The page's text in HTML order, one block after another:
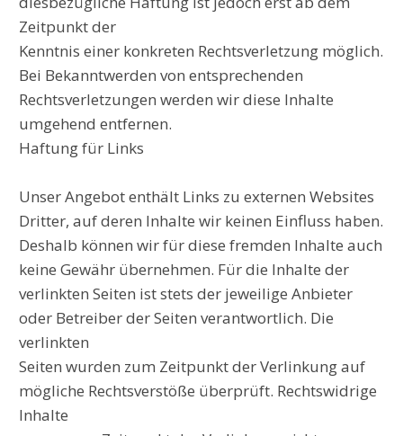
Zeitpunkt der
Kenntnis einer konkreten Rechtsverletzung möglich.
Bei Bekanntwerden von entsprechenden
Rechtsverletzungen werden wir diese Inhalte
umgehend entfernen.
Haftung für Links
Unser Angebot enthält Links zu externen Websites
Dritter, auf deren Inhalte wir keinen Einfluss haben.
Deshalb können wir für diese fremden Inhalte auch
keine Gewähr übernehmen. Für die Inhalte der
verlinkten Seiten ist stets der jeweilige Anbieter
oder Betreiber der Seiten verantwortlich. Die
verlinkten
Seiten wurden zum Zeitpunkt der Verlinkung auf
mögliche Rechtsverstöße überprüft. Rechtswidrige
Inhalte